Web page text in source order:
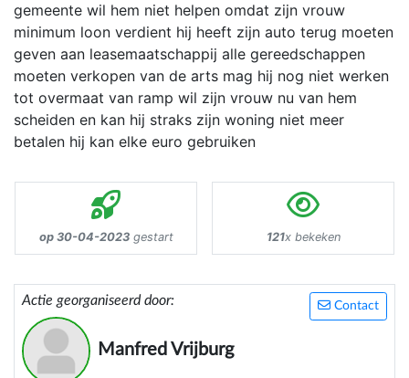
gemeente wil hem niet helpen omdat zijn vrouw
minimum loon verdient hij heeft zijn auto terug moeten
geven aan leasemaatschappij alle gereedschappen
moeten verkopen van de arts mag hij nog niet werken
tot overmaat van ramp wil zijn vrouw nu van hem
scheiden en kan hij straks zijn woning niet meer
betalen hij kan elke euro gebruiken
op 30-04-2023gestart 121x bekeken
Contact
Actie georganiseerd door:
Manfred Vrijburg